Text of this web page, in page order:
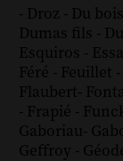
- Droz - Du
Dumas fils -
Esquiros -
Féré - Feuillet -
Flaubert-
- Frapié -
Gaboriau-
Geffroy -